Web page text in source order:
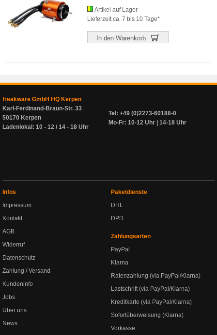
Artikel auf Lager
Lieferzeit ca. 7 bis 10 Tage*
In den Warenkorb
freakware GmbH HQ Kerpen
Karl-Ferdinand-Braun-Str. 33
50170 Kerpen
Ladenlokal: 10 - 12 / 14 - 18 Uhr
Tel: +49 (0)2273-60188-0
Mo-Fr: 10-12 Uhr | 14-18 Uhr
Infos
Impressum
Kontakt
AGB
Widerruf
Datenschutz
Zahlung / Versand
Kundeninfo
Jobs
Über uns
News
Paketdienste
DHL
DPD
Zahlungsarten
PayPal
Klarna
Ratenzahlung (via PayPal/Klarna)
Lastschrift (via PayPal/Klarna)
Kreditkarte (via PayPal/Klarna)
Sofortüberweisung (Klarna)
Vorkasse